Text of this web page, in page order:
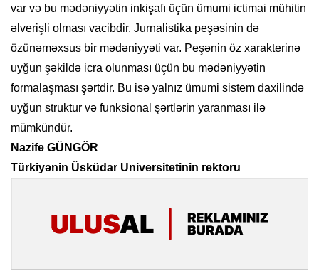
var və bu mədəniyyətin inkişafı üçün ümumi ictimai mühitin
əlverişli olması vacibdir. Jurnalistika peşəsinin də
özünəməxsus bir mədəniyyəti var. Peşənin öz xarakterinə
uyğun şəkildə icra olunması üçün bu mədəniyyətin
formalaşması şərtdir. Bu isə yalnız ümumi sistem daxilində
uyğun struktur və funksional şərtlərin yaranması ilə
mümkündür.
Nazife GÜNGÖR
Türkiyənin Üsküdar Universitetinin rektoru